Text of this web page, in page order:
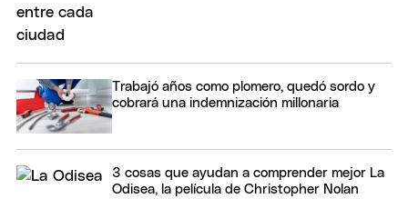
Trabajó años como plomero, quedó sordo y
cobrará una indemnización millonaria
3 cosas que ayudan a comprender mejor La
Odisea, la película de Christopher Nolan